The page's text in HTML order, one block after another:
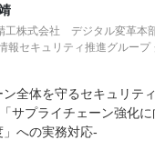
工株式会社 デジタル変革本
報セキュリティ推進グループ
全体を守るセキュリテ
サプライチェーン強化
」への実務対応-